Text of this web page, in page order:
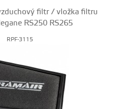
filtr / vložka filtru
RS250 RS265
RPF-3115